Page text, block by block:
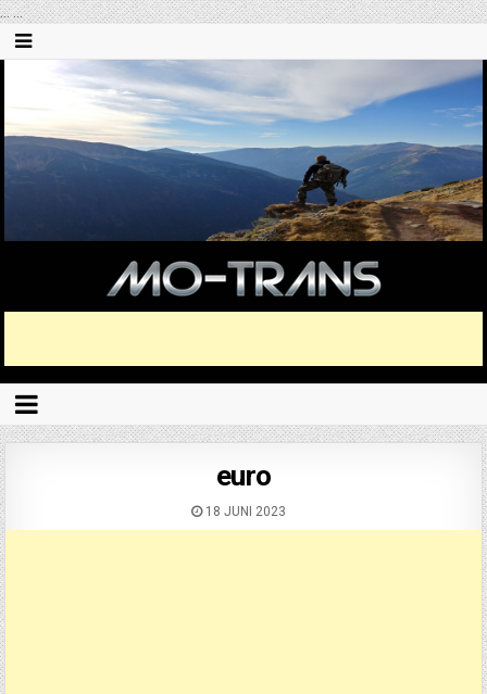
......
euro
18 JUNI 2023